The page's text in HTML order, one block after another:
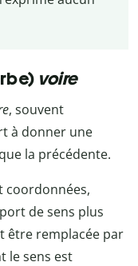
voire
, souvent
à donner une
la précédente.
coordonnées,
de sens plus
être remplacée par
le sens est